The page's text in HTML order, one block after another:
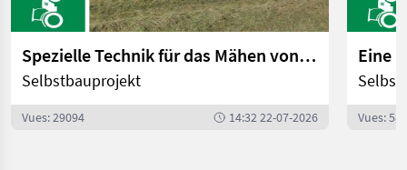
Spezielle Technik für das Mähen von Feuchtwiesen | landwirt.com
Selbstbauprojekt
Vues: 29094 14:32 22-07-2026 Vues: